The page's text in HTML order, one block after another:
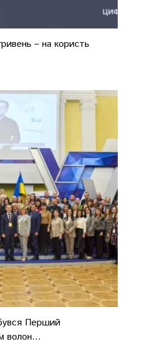
– на користь
Перший
волон...